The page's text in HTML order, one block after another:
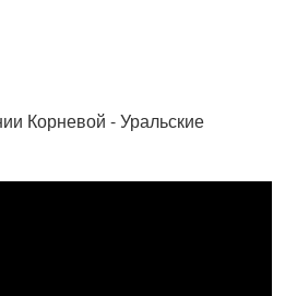
Корневой - Уральские